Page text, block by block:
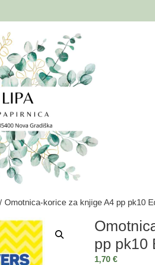
Omotnica-korice za knjige A4 pp pk10
pp pk10
1,70€